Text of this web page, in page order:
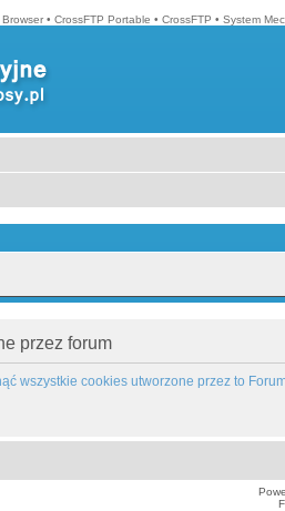
• CrossFTP Portable • CrossFTP • System
przez forum
wszystkie cookies utworzone przez to